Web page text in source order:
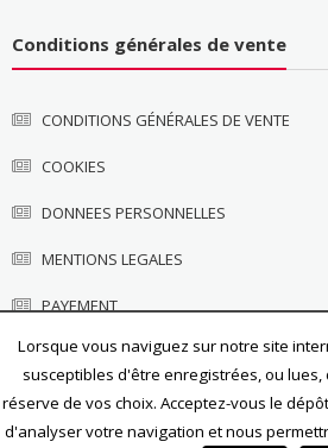
Conditions générales de vente
CONDITIONS GÉNÉRALES DE VENTE
COOKIES
DONNEES PERSONNELLES
MENTIONS LEGALES
PAYEMENT
Lorsque vous naviguez sur notre site
susceptibles d'être enregistrées, ou
réserve de vos choix. Acceptez-vous le
d'analyser votre navigation et nous